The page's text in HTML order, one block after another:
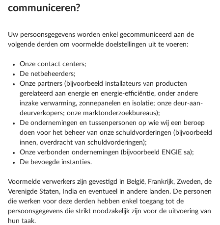
communiceren?
Uw persoonsgegevens worden enkel gecommuniceerd aan de
volgende derden om voormelde doelstellingen uit te voeren:
Onze contact centers;
De netbeheerders;
Onze partners (bijvoorbeeld installateurs van producten
gerelateerd aan energie en energie-efficiëntie, onder andere
inzake verwarming, zonnepanelen en isolatie; onze deur-aan-
deurverkopers; onze marktonderzoekbureaus);
De ondernemingen en tussenpersonen op wie wij een beroep
doen voor het beheer van onze schuldvorderingen (bijvoorbeeld
innen, overdracht van schuldvorderingen);
Onze verbonden ondernemingen (bijvoorbeeld ENGIE sa);
De bevoegde instanties.
Voormelde verwerkers zijn gevestigd in België, Frankrijk, Zweden, de
Verenigde Staten, India en eventueel in andere landen. De personen
die werken voor deze derden hebben enkel toegang tot de
persoonsgegevens die strikt noodzakelijk zijn voor de uitvoering van
hun taak.